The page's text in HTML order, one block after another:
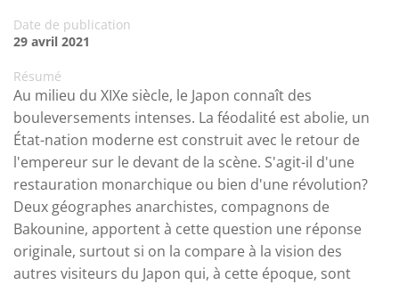
Date de publication
29 avril 2021
Résumé
Au milieu du XIXe siècle, le Japon connaît des
bouleversements intenses. La féodalité est abolie, un
État-nation moderne est construit avec le retour de
l'empereur sur le devant de la scène. S'agit-il d'une
restauration monarchique ou bien d'une révolution?
Deux géographes anarchistes, compagnons de
Bakounine, apportent à cette question une réponse
originale, surtout si on la compare à la vision des
autres visiteurs du Japon qui, à cette époque, sont